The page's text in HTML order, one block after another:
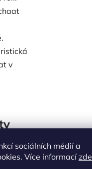
sociálních médií a
Více informacízde
v